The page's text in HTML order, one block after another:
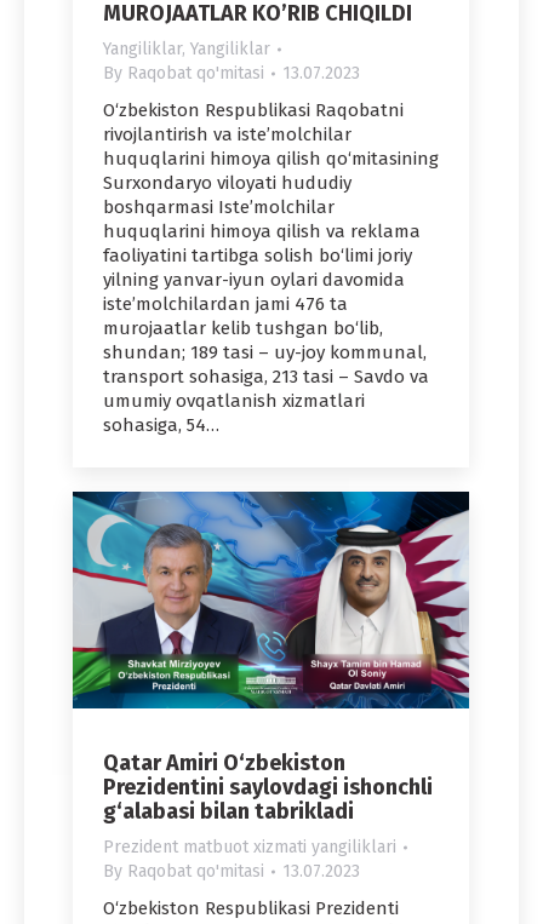
MUROJAATLAR KO’RIB CHIQILDI
Yangiliklar, Yangiliklar
By Raqobat qo'mitasi 13.07.2023
O‘zbekiston Respublikasi Raqobatni
rivojlantirish va iste’molchilar
huquqlarini himoya qilish qo‘mitasining
Surxondaryo viloyati hududiy
boshqarmasi Iste’molchilar
huquqlarini himoya qilish va reklama
faoliyatini tartibga solish bo‘limi joriy
yilning yanvar-iyun oylari davomida
iste’molchilardan jami 476 ta
murojaatlar kelib tushgan bo‘lib,
shundan; 189 tasi – uy-joy kommunal,
transport sohasiga, 213 tasi – Savdo va
umumiy ovqatlanish xizmatlari
sohasiga, 54…
Qatar Amiri O‘zbekiston
Prezidentini saylovdagi ishonchli
g‘alabasi bilan tabrikladi
Prezident matbuot xizmati yangiliklari
By Raqobat qo'mitasi 13.07.2023
O‘zbekiston Respublikasi Prezidenti